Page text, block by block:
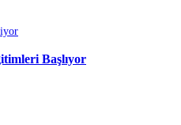
Başlıyor